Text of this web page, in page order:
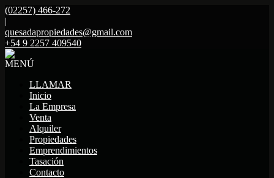
(02257) 466-272
|
quesadapropiedades@gmail.com
+54 9 2257 409540
MENÚ
LLAMAR
Inicio
La Empresa
Venta
Alquiler
Propiedades
Emprendimientos
Tasación
Contacto